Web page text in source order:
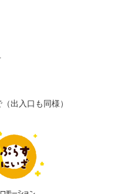
出入口も同様）